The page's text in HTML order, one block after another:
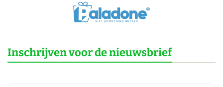
Inschrijven voor de nieuwsbrief